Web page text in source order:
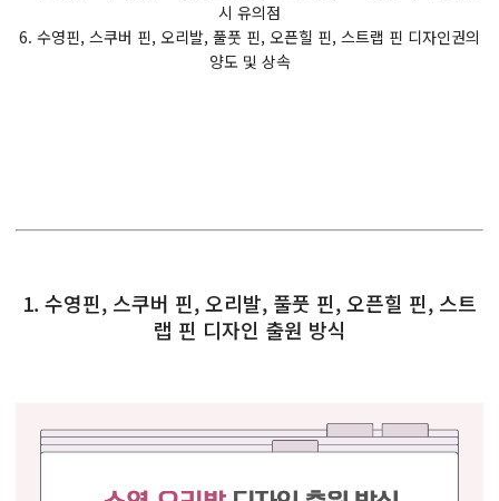
시 유의점
6. 수영핀, 스쿠버 핀, 오리발, 풀풋 핀, 오픈힐 핀, 스트랩 핀 디자인권의
양도 및 상속
1. 수영핀, 스쿠버 핀, 오리발, 풀풋 핀, 오픈힐 핀, 스트
랩 핀 디자인 출원 방식